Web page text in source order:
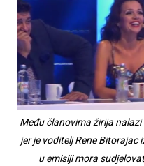
Među članovima žirija nalazi
jer je voditelj Rene Bitorajac
u emisiji mora